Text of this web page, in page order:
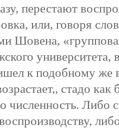
перестают
или, говоря
Шовена,
университета,
к подобному же
стадо как
численность. Либо